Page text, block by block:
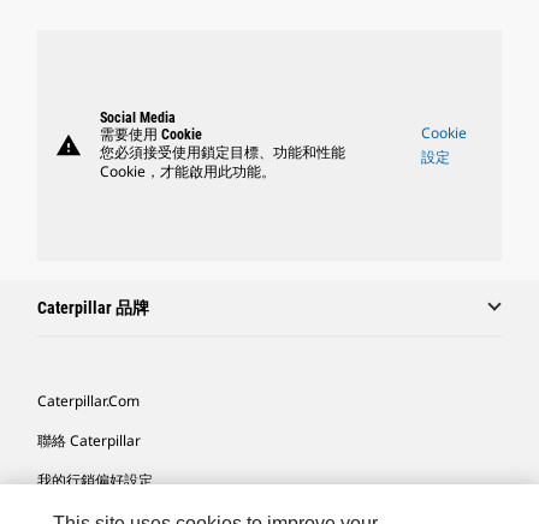
warning
Social Media
需要使用 Cookie
您必須接受使用鎖定目標、功能和性能
Cookie，才能啟用此功能。
Cookie
設定
Caterpillar 品牌
Caterpillar.com
聯絡 Caterpillar
我的行銷偏好設定
網站地圖